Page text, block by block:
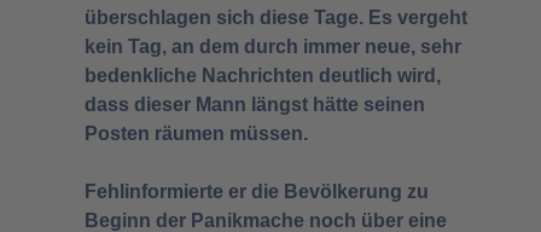
überschlagen sich diese Tage. Es vergeht
kein Tag, an dem durch immer neue, sehr
bedenkliche Nachrichten deutlich wird,
dass dieser Mann längst hätte seinen
Posten räumen müssen.
Fehlinformierte er die Bevölkerung zu
Beginn der Panikmache noch über eine